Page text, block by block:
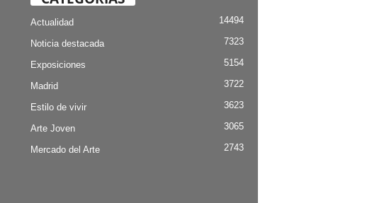
Actualidad 14494
Noticia destacada 7323
Exposiciones 5154
Madrid 3722
Estilo de vivir 3623
Arte Joven 3065
Mercado del Arte 2743